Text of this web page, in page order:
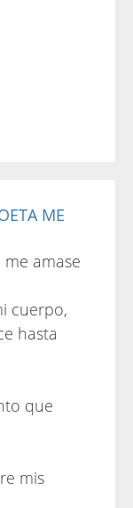
ME
amase
cuerpo‚
hasta
que
mis